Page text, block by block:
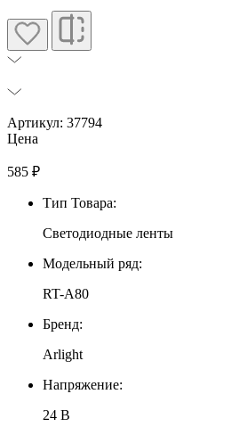
Артикул: 37794
Цена
585 ₽
Тип Товара:
Светодиодные ленты
Модельный ряд:
RT-A80
Бренд:
Arlight
Напряжение:
24 В